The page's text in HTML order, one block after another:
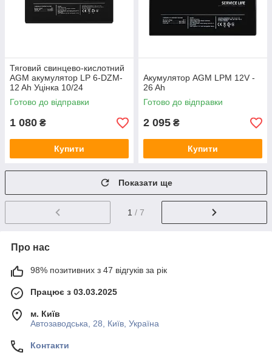
Тяговий свинцево-кислотний
AGM акумулятор LP 6-DZM-
12 Ah Уцінка 10/24
Готово до відправки
1 080 ₴
Купити
Акумулятор AGM LPM 12V -
26 Ah
Готово до відправки
2 095 ₴
Купити
Показати ще
1 / 7
Про нас
98% позитивних з 47 відгуків за рік
Працює з 03.03.2025
м. Київ
Автозаводська, 28, Київ, Україна
Контакти